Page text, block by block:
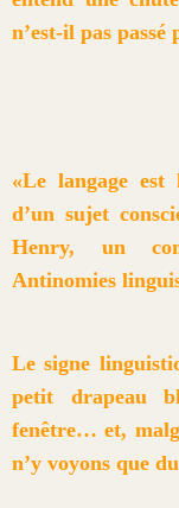
n’est-il pas passé
«Le langage est
d’un sujet
Henry, un
Antinomies
Le signe
petit drapeau
fenêtre… et,
n’y voyons que du